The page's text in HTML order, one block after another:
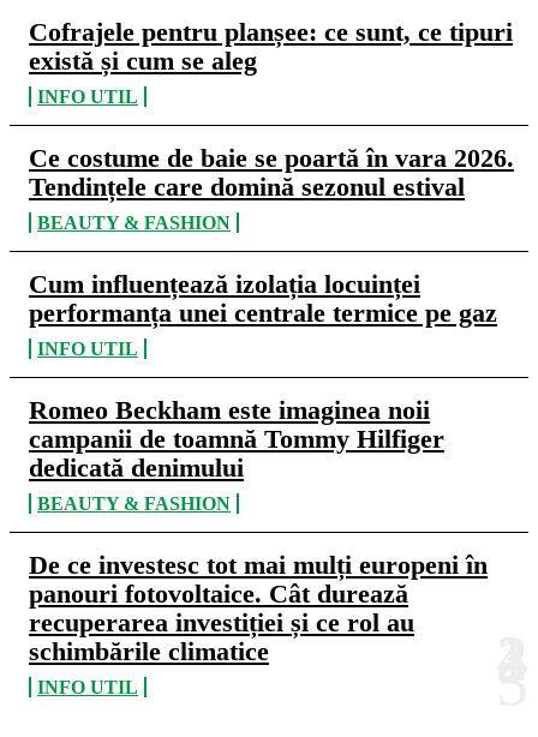
Cofrajele pentru planșee: ce sunt, ce tipuri
există și cum se aleg
INFO UTIL
Ce costume de baie se poartă în vara 2026.
Tendințele care domină sezonul estival
BEAUTY & FASHION
Cum influențează izolația locuinței
performanța unei centrale termice pe gaz
INFO UTIL
Romeo Beckham este imaginea noii
campanii de toamnă Tommy Hilfiger
dedicată denimului
BEAUTY & FASHION
De ce investesc tot mai mulți europeni în
panouri fotovoltaice. Cât durează
recuperarea investiției și ce rol au
schimbările climatice
INFO UTIL